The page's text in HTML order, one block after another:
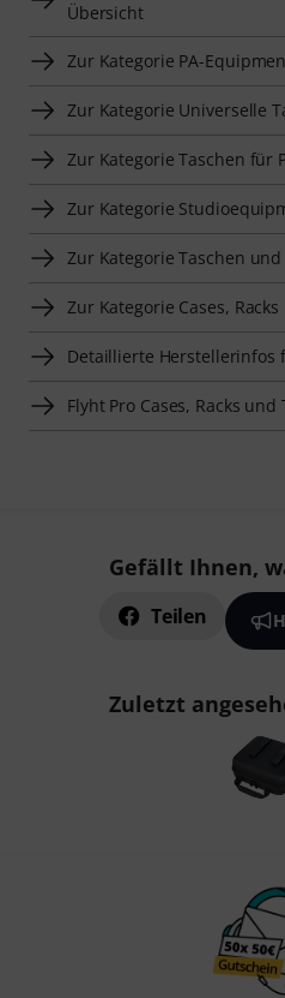
Übersicht
Zur Kategorie PA-
Zur Kategorie Universelle
Zur Kategorie Taschen für
Zur Kategorie
Zur Kategorie Taschen
Zur Kategorie Cases,
Detaillierte Herstellerinfos
Flyht Pro Cases, Racks
Gefällt Ihnen,
Teilen
Zuletzt